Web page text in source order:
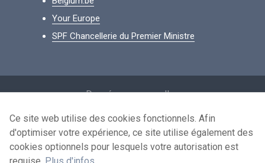
Your Europe
SPF Chancellerie du Premier Ministre
Données personnelles
Conditions de réutilisation
Contactez-nous
Ce site web utilise des cookies fonctionnels. Afin
d'optimiser votre expérience, ce site utilise également des
cookies optionnels pour lesquels votre autorisation est